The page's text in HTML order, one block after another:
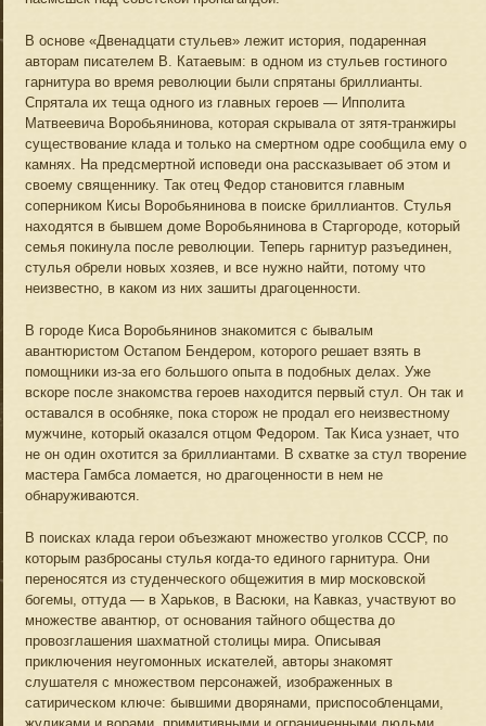
В основе «Двенадцати стульев» лежит история, подаренная
авторам писателем В. Катаевым: в одном из стульев гостиного
гарнитура во время революции были спрятаны бриллианты.
Спрятала их теща одного из главных героев — Ипполита
Матвеевича Воробьянинова, которая скрывала от зятя-транжиры
существование клада и только на смертном одре сообщила ему о
камнях. На предсмертной исповеди она рассказывает об этом и
своему священнику. Так отец Федор становится главным
соперником Кисы Воробьянинова в поиске бриллиантов. Стулья
находятся в бывшем доме Воробьянинова в Старгороде, который
семья покинула после революции. Теперь гарнитур разъединен,
стулья обрели новых хозяев, и все нужно найти, потому что
неизвестно, в каком из них зашиты драгоценности.
В городе Киса Воробьянинов знакомится с бывалым
авантюристом Остапом Бендером, которого решает взять в
помощники из-за его большого опыта в подобных делах. Уже
вскоре после знакомства героев находится первый стул. Он так и
оставался в особняке, пока сторож не продал его неизвестному
мужчине, который оказался отцом Федором. Так Киса узнает, что
не он один охотится за бриллиантами. В схватке за стул творение
мастера Гамбса ломается, но драгоценности в нем не
обнаруживаются.
В поисках клада герои объезжают множество уголков СССР, по
которым разбросаны стулья когда-то единого гарнитура. Они
переносятся из студенческого общежития в мир московской
богемы, оттуда — в Харьков, в Васюки, на Кавказ, участвуют во
множестве авантюр, от основания тайного общества до
провозглашения шахматной столицы мира. Описывая
приключения неугомонных искателей, авторы знакомят
слушателя с множеством персонажей, изображенных в
сатирическом ключе: бывшими дворянами, приспособленцами,